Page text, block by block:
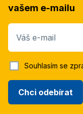
vašem e-mailu
Váš e-mail
Chci odebírat
Souhlasím se